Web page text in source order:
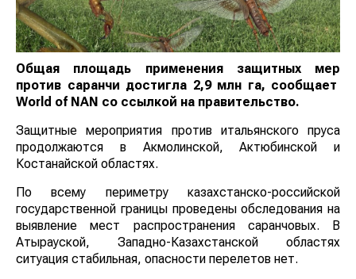
Общая площадь применения защитных мер
против саранчи достигла 2,9 млн га, сообщает
World of NAN со ссылкой на правительство.
Защитные мероприятия против итальянского пруса
продолжаются в Акмолинской, Актюбинской и
Костанайской областях.
По всему периметру казахстанско-российской
государственной границы проведены обследования на
выявление мест распространения саранчовых. В
Атырауской, Западно-Казахстанской областях
ситуация стабильная, опасности перелетов нет.